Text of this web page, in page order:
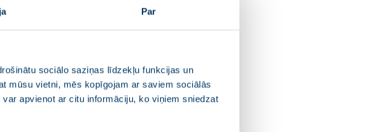
Par
sociālo saziņas līdzekļu funkcijas un
mūsu vietni, mēs kopīgojam ar saviem sociālās
apvienot ar citu informāciju, ko viņiem sniedzat